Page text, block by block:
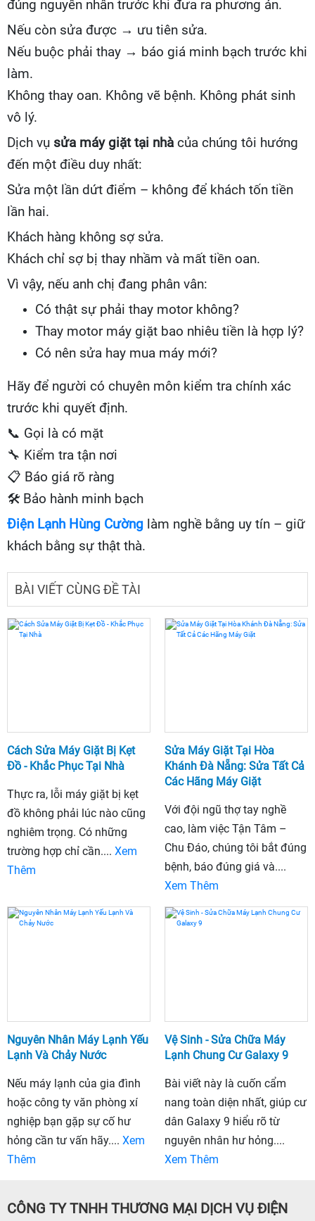
đúng nguyên nhân trước khi đưa ra phương án.
Nếu còn sửa được → ưu tiên sửa.
Nếu buộc phải thay → báo giá minh bạch trước khi
làm.
Không thay oan. Không vẽ bệnh. Không phát sinh
vô lý.
Dịch vụ sửa máy giặt tại nhà của chúng tôi hướng
đến một điều duy nhất:
Sửa một lần dứt điểm – không để khách tốn tiền
lần hai.
Khách hàng không sợ sửa.
Khách chỉ sợ bị thay nhầm và mất tiền oan.
Vì vậy, nếu anh chị đang phân vân:
Có thật sự phải thay motor không?
Thay motor máy giặt bao nhiêu tiền là hợp lý?
Có nên sửa hay mua máy mới?
Hãy để người có chuyên môn kiểm tra chính xác
trước khi quyết định.
📞 Gọi là có mặt
🔧 Kiểm tra tận nơi
📋 Báo giá rõ ràng
🛠 Bảo hành minh bạch
Điện Lạnh Hùng Cường làm nghề bằng uy tín – giữ
khách bằng sự thật thà.
BÀI VIẾT CÙNG ĐỀ TÀI
Cách Sửa Máy Giặt Bị Kẹt
Đồ - Khắc Phục Tại Nhà
Thực ra, lỗi máy giặt bị kẹt
đồ không phải lúc nào cũng
nghiêm trọng. Có những
trường hợp chỉ cần.... Xem
Thêm
Sửa Máy Giặt Tại Hòa
Khánh Đà Nẵng: Sửa Tất Cả
Các Hãng Máy Giặt
Với đội ngũ thợ tay nghề
cao, làm việc Tận Tâm –
Chu Đáo, chúng tôi bắt đúng
bệnh, báo đúng giá và....
Xem Thêm
Nguyên Nhân Máy Lạnh Yếu
Lạnh Và Chảy Nước
Nếu máy lạnh của gia đình
hoặc công ty văn phòng xí
nghiệp bạn gặp sự cố hư
hỏng cần tư vấn hãy.... Xem
Thêm
Vệ Sinh - Sửa Chữa Máy
Lạnh Chung Cư Galaxy 9
Bài viết này là cuốn cẩm
nang toàn diện nhất, giúp cư
dân Galaxy 9 hiểu rõ từ
nguyên nhân hư hỏng....
Xem Thêm
CÔNG TY TNHH THƯƠNG MẠI DỊCH VỤ ĐIỆN